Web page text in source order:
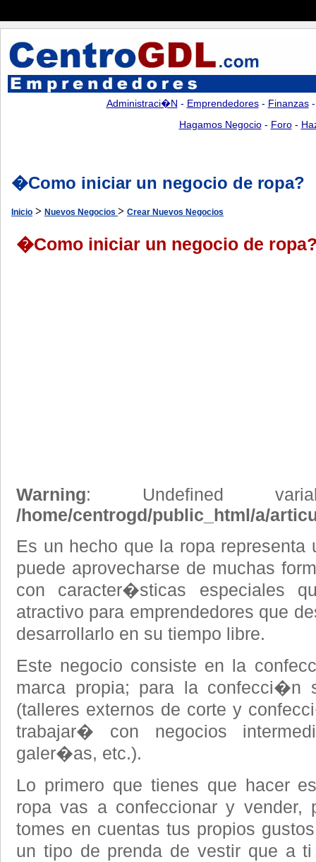
Administraci�n - Emprendedores- Finanzas
Hagamos Negocio- Foro-
�Como iniciar un negocio de ropa?
Inicio > Nuevos Negocios > Crear Nuevos Negocios
�Como iniciar un negocio de
Warning: Undefined
/home/centrogd/public_html/a/
Es un hecho que la ropa representa
puede aprovecharse de muchas
con caracter�sticas especiales
atractivo para emprendedores que
desarrollarlo en su tiempo libre.
Este negocio consiste en la
marca propia; para la
(talleres externos de corte y
trabajar� con negocios
galer�as, etc.).
Lo primero que tienes que hacer
ropa vas a confeccionar y
tomes en cuentas tus propios
un tipo de prenda de vestir que a